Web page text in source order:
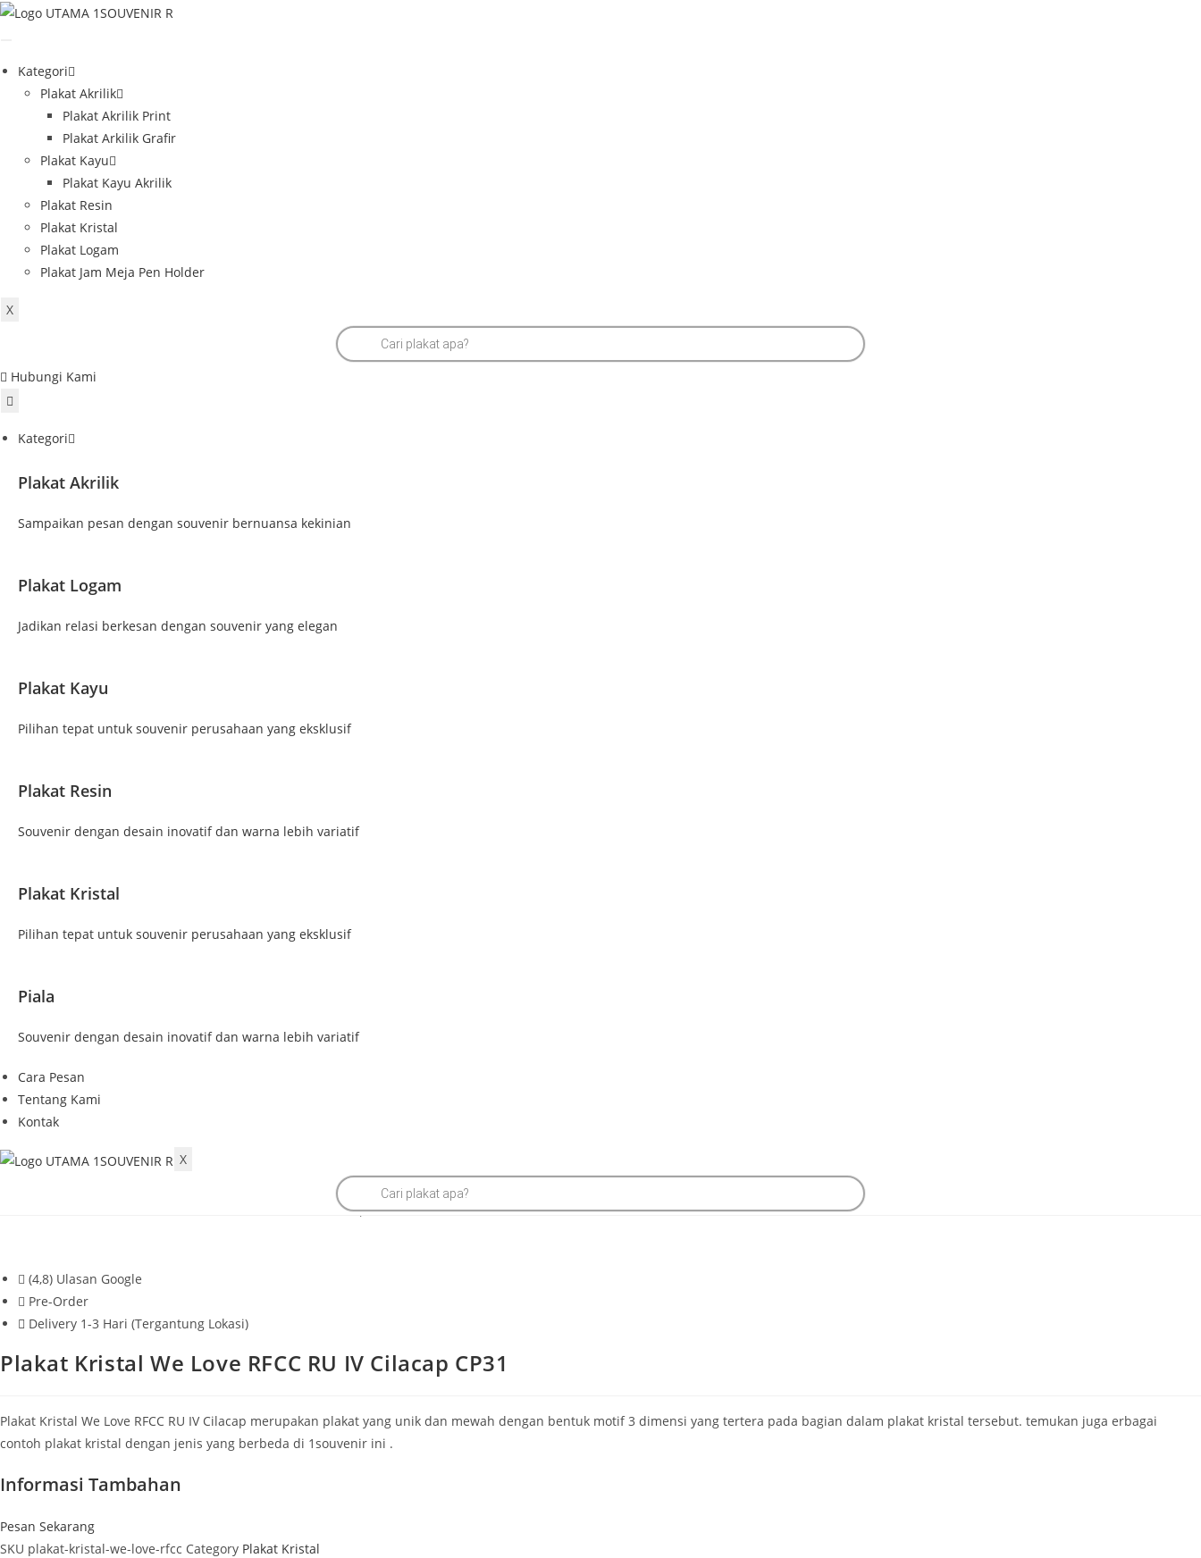
Skip
Kategori
Plakat Akrilik
Plakat Akrilik Print
Plakat Arkilik Grafir
Plakat Kayu
Plakat Kayu Akrilik
Plakat Resin
Plakat Kristal
Plakat Logam
Plakat Jam Meja Pen Holder
X
Products
search
Hubungi Kami
Kategori
Plakat Akrilik
Sampaikan pesan dengan souvenir bernuansa kekinian
Plakat Logam
Jadikan relasi berkesan dengan souvenir yang elegan
Plakat Kayu
Pilihan tepat untuk souvenir perusahaan yang eksklusif
Plakat Resin
Souvenir dengan desain inovatif dan warna lebih variatif
Plakat Kristal
Pilihan tepat untuk souvenir perusahaan yang eksklusif
Piala
Souvenir dengan desain inovatif dan warna lebih variatif
Cara Pesan
Tentang Kami
Kontak
X
Products
search
Plakat Kristal We Love RFCC RU IV Cilacap CP31
(4,8) Ulasan Google
Pre-Order
Delivery 1-3 Hari (Tergantung Lokasi)
Plakat Kristal We Love RFCC RU IV Cilacap CP31
Plakat Kristal We Love RFCC RU IV Cilacap merupakan plakat yang unik dan mewah dengan bentuk motif 3 dimensi yang tertera pada bagian dalam plakat kristal tersebut. temukan juga erbagai
contoh plakat kristal dengan jenis yang berbeda di 1souvenir ini .
Informasi Tambahan
Pesan Sekarang
SKU plakat-kristal-we-love-rfcc Category Plakat Kristal